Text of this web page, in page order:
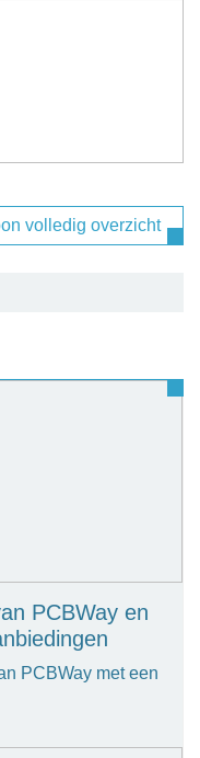
volledig overzicht
PCBWay en
PCBWay met een